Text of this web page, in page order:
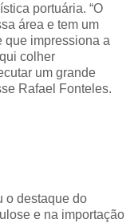
portuária. “O
área e tem um
que impressiona a
colher
um grande
Rafael Fonteles.
o destaque do
e na importação